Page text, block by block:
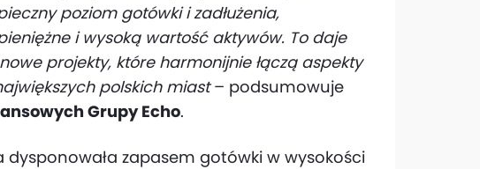
poziom gotówki i zadłużenia,
i wysoką wartość aktywów. To daje
projekty, które harmonijnie łączą aspekty
polskich miast– podsumowuje
Grupy Echo.
dysponowała zapasem gotówki w wysokości